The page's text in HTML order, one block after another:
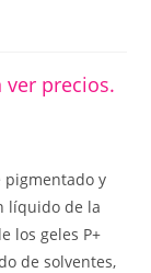
ver precios.
pigmentado y
líquido de la
los geles P+
de solventes,